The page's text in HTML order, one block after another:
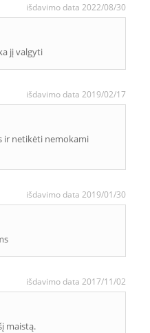
išdavimo data 2022/08/30
jį valgyti
išdavimo data 2019/02/17
ir netikėti nemokami
išdavimo data 2019/01/30
išdavimo data 2017/11/02
maistą.